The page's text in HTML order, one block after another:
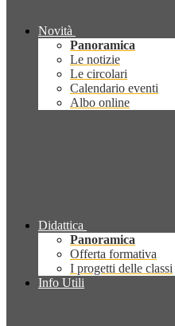
Novità
Panoramica
Le notizie
Le circolari
Calendario eventi
Albo online
Didattica
Panoramica
Offerta formativa
I progetti delle classi
Info Utili